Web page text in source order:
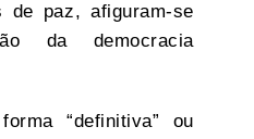
paz, afiguram-se
da democracia
“definitiva” ou